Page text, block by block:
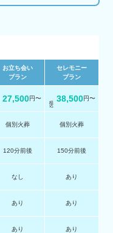
お立ち会い
プラン
セレモニー
プラン
27,500円〜 38,500円〜
個別火葬 個別火葬
120分前後 150分前後
なし あり
あり あり
あり あり